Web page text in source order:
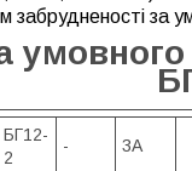
забрудненості
БГ12-
2
- 3А